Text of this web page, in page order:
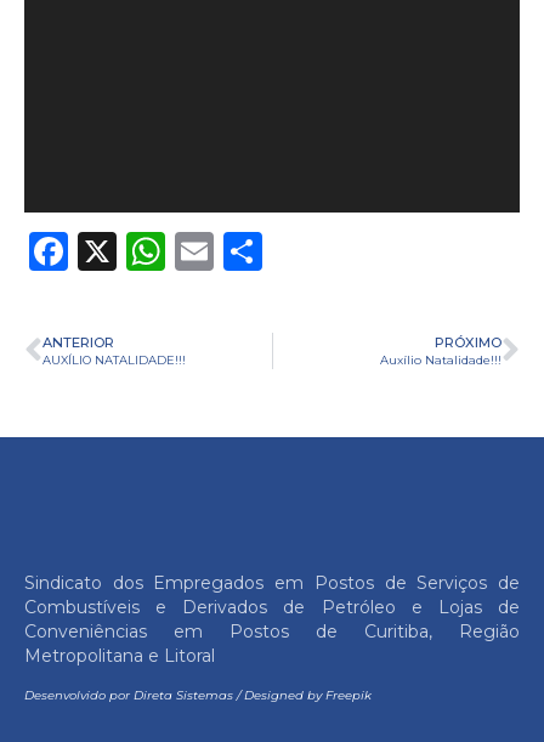
Facebook
X WhatsApp
Email
ANTERIOR
AUXÍLIO NATALIDADE!!!
PRÓXIMO
Auxílio Natalidade!!!
Sindicato dos Empregados em Postos de Serviços de
Combustíveis e Derivados de Petróleo e Lojas de
Conveniências em Postos de Curitiba, Região
Metropolitana e Litoral
Desenvolvido por Direta Sistemas/Designed by Freepik